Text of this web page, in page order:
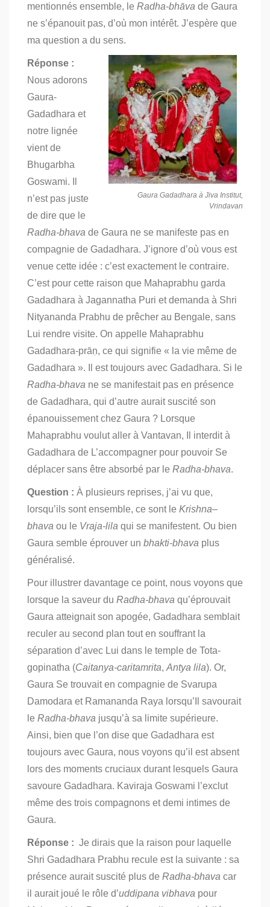
mentionnés ensemble, le Radha-bhāva de Gaura
ne s’épanouit pas, d’où mon intérêt. J’espère que
ma question a du sens.
Gaura Gadadhara à Jiva Institut,
Vrindavan
Réponse :
Nous adorons
Gaura-
Gadadhara et
notre lignée
vient de
Bhugarbha
Goswami. Il
n’est pas juste
de dire que le
Radha-bhava de Gaura ne se manifeste pas en
compagnie de Gadadhara. J’ignore d’où vous est
venue cette idée : c’est exactement le contraire.
C’est pour cette raison que Mahaprabhu garda
Gadadhara à Jagannatha Puri et demanda à Shri
Nityananda Prabhu de prêcher au Bengale, sans
Lui rendre visite. On appelle Mahaprabhu
Gadadhara-prāṇ, ce qui signifie « la vie même de
Gadadhara ». Il est toujours avec Gadadhara. Si le
Radha-bhava ne se manifestait pas en présence
de Gadadhara, qui d’autre aurait suscité son
épanouissement chez Gaura ? Lorsque
Mahaprabhu voulut aller à Vantavan, Il interdit à
Gadadhara de L’accompagner pour pouvoir Se
déplacer sans être absorbé par le Radha-bhava.
Question : À plusieurs reprises, j’ai vu que,
lorsqu’ils sont ensemble, ce sont le Krishna–
bhava ou le Vraja-lila qui se manifestent. Ou bien
Gaura semble éprouver un bhakti-bhava plus
généralisé.
Pour illustrer davantage ce point, nous voyons que
lorsque la saveur du Radha-bhava qu’éprouvait
Gaura atteignait son apogée, Gadadhara semblait
reculer au second plan tout en souffrant la
séparation d’avec Lui dans le temple de Tota-
gopinatha (Caitanya-caritamrita, Antya lila). Or,
Gaura Se trouvait en compagnie de Svarupa
Damodara et Ramananda Raya lorsqu’Il savourait
le Radha-bhava jusqu’à sa limite supérieure.
Ainsi, bien que l’on dise que Gadadhara est
toujours avec Gaura, nous voyons qu’il est absent
lors des moments cruciaux durant lesquels Gaura
savoure Gadadhara. Kaviraja Goswami l’exclut
même des trois compagnons et demi intimes de
Gaura.
Réponse : Je dirais que la raison pour laquelle
Shri Gadadhara Prabhu recule est la suivante : sa
présence aurait suscité plus de Radha-bhava car
il aurait joué le rôle d’uddipana vibhava pour